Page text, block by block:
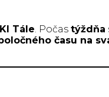
Tále. Počas týždňa
času na